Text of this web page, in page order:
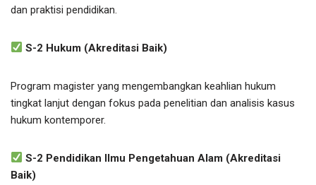
dan praktisi pendidikan.
S-2 Hukum (Akreditasi Baik)
Program magister yang mengembangkan keahlian hukum
tingkat lanjut dengan fokus pada penelitian dan analisis kasus
hukum kontemporer.
S-2 Pendidikan Ilmu Pengetahuan Alam (Akreditasi
Baik)